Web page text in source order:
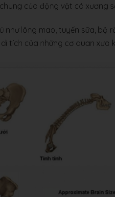
của động vật có xương
lông mao, tuyến sữa, bộ
tích của những cơ quan xưa